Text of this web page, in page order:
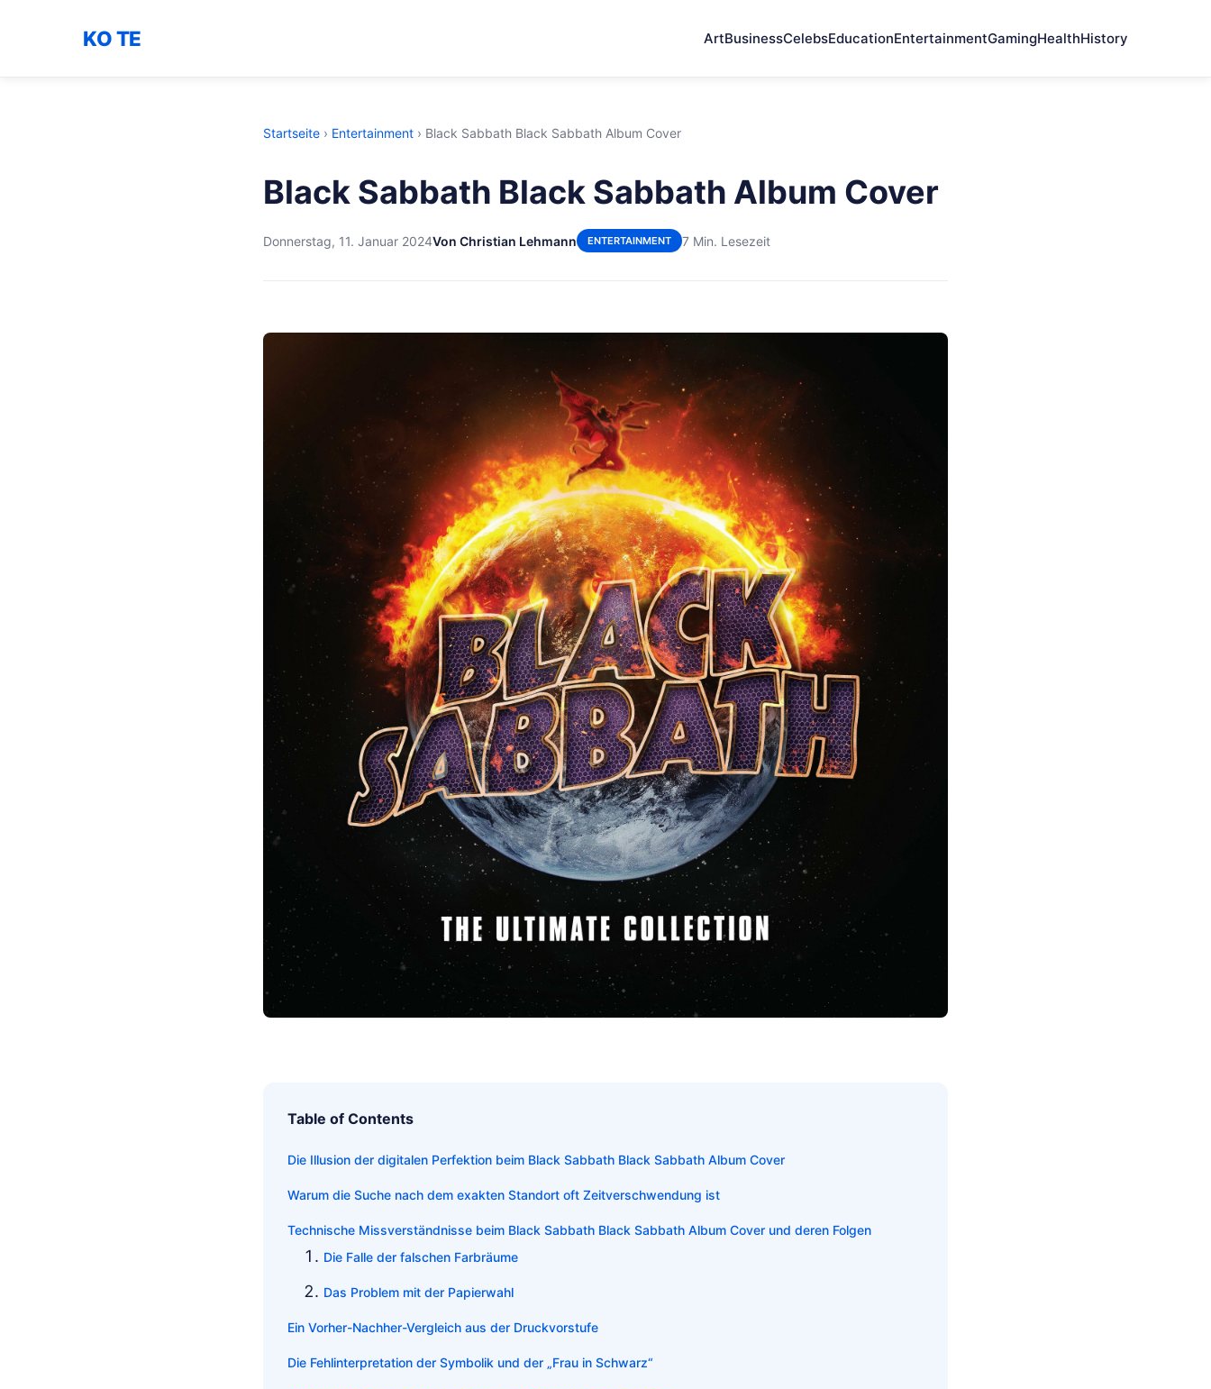
KO TE ArtBusinessCelebsEducationEntertainmentGamingHealthHistory
Startseite › Entertainment › Black Sabbath Black Sabbath Album Cover
Black Sabbath Black Sabbath Album Cover
Donnerstag, 11. Januar 2024Von Christian Lehmann ENTERTAINMENT 7 Min. Lesezeit
Table of Contents
Die Illusion der digitalen Perfektion beim Black Sabbath Black Sabbath Album Cover
Warum die Suche nach dem exakten Standort oft Zeitverschwendung ist
Technische Missverständnisse beim Black Sabbath Black Sabbath Album Cover und deren Folgen
Die Falle der falschen Farbräume
Das Problem mit der Papierwahl
Ein Vorher-Nachher-Vergleich aus der Druckvorstufe
Die Fehlinterpretation der Symbolik und der „Frau in Schwarz“